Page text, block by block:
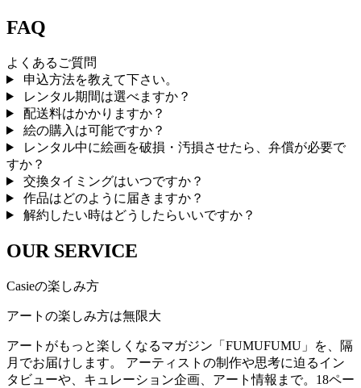
FAQ
よくあるご質問
申込方法を教えて下さい。
レンタル期間は選べますか？
配送料はかかりますか？
絵の購入は可能ですか？
レンタル中に絵画を破損・汚損させたら、弁償が必要で
すか？
交換タイミングはいつですか？
作品はどのように届きますか？
解約したい時はどうしたらいいですか？
OUR SERVICE
Casieの楽しみ方
アートの楽しみ方は無限大
アートがもっと楽しくなるマガジン「FUMUFUMU」を、隔
月でお届けします。 アーティストの制作や思考に迫るイン
タビューや、キュレーション企画、アート情報まで。18ペー